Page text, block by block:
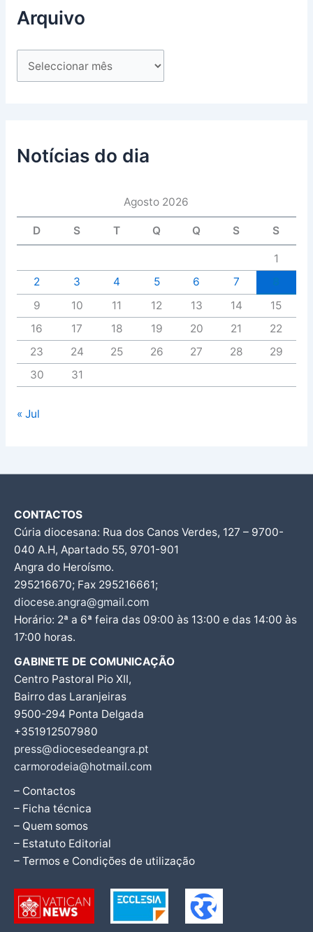
Arquivo
Notícias do dia
Agosto 2026
D S T Q Q S S
1
2
3 4 5 6 7
9
10 11 12 13 14
15
16
17 18 19 20 21
22
23
24 25 26 27 28
29
30
31
« Jul
CONTACTOS
Cúria diocesana: Rua dos Canos Verdes, 127 – 9700-
040 A.H, Apartado 55, 9701-901
Angra do Heroísmo.
295216670; Fax 295216661;
diocese.angra@gmail.com
Horário: 2ª a 6ª feira das 09:00 às 13:00 e das 14:00 às
17:00 horas.
GABINETE DE COMUNICAÇÃO
Centro Pastoral Pio XII,
Bairro das Laranjeiras
9500-294 Ponta Delgada
+351912507980
press@diocesedeangra.pt
carmorodeia@hotmail.com
– Contactos
– Ficha técnica
– Quem somos
– Estatuto Editorial
– Termos e Condições de utilização